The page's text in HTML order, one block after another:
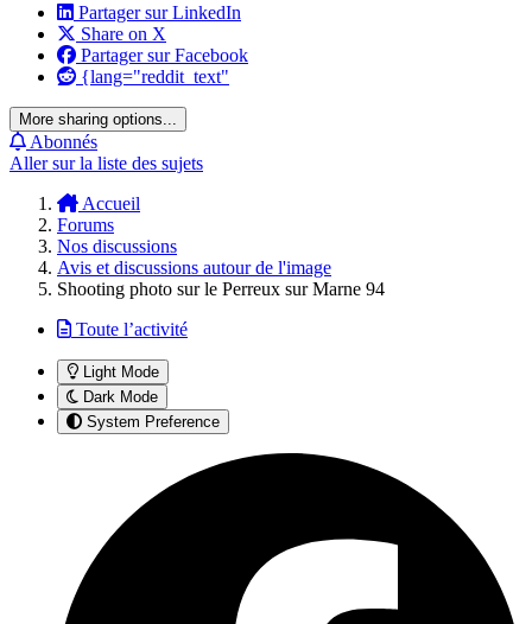
Partager sur LinkedIn
Share on X
Partager sur Facebook
{lang="reddit_text"
More sharing options...
Abonnés
Aller sur la liste des sujets
Accueil
Forums
Nos discussions
Avis et discussions autour de l'image
Shooting photo sur le Perreux sur Marne 94
Toute l’activité
Light Mode
Dark Mode
System Preference